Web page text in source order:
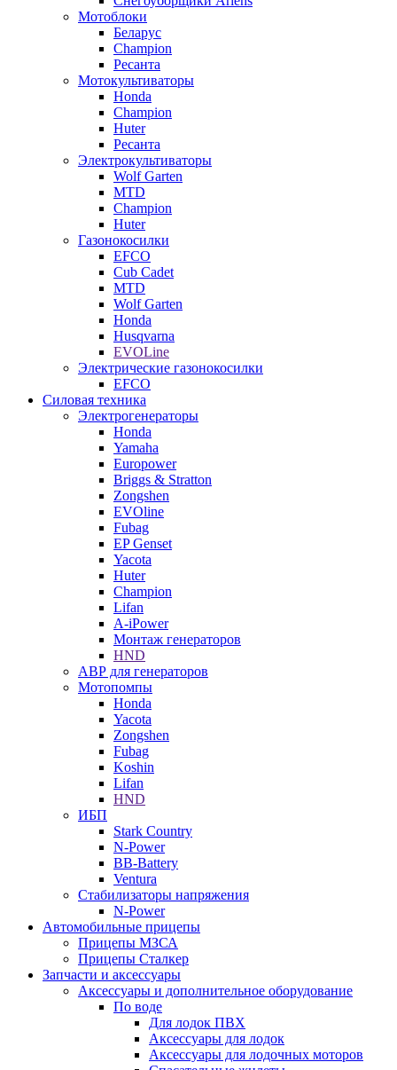
Мотоблоки
Беларус
Champion
Ресанта
Мотокультиваторы
Honda
Champion
Huter
Ресанта
Электрокультиваторы
Wolf Garten
MTD
Champion
Huter
Газонокосилки
EFCO
Cub Cadet
MTD
Wolf Garten
Honda
Husqvarna
EVOLine
Электрические газонокосилки
EFCO
Силовая техника
Электрогенераторы
Honda
Yamaha
Europower
Briggs & Stratton
Zongshen
EVOline
Fubag
EP Genset
Yacota
Huter
Champion
Lifan
A-iPower
Монтаж генераторов
HND
АВР для генераторов
Мотопомпы
Honda
Yacota
Zongshen
Fubag
Koshin
Lifan
HND
ИБП
Stark Country
N-Power
BB-Battery
Ventura
Стабилизаторы напряжения
N-Power
Автомобильные прицепы
Прицепы МЗСА
Прицепы Сталкер
Запчасти и аксессуары
Аксессуары и дополнительное оборудование
По воде
Для лодок ПВХ
Аксессуары для лодок
Аксессуары для лодочных моторов